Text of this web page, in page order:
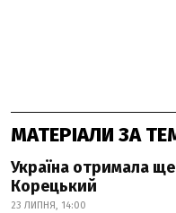
МАТЕРІАЛИ ЗА
Україна отримала
Корецький
23 ЛИПНЯ, 14:00